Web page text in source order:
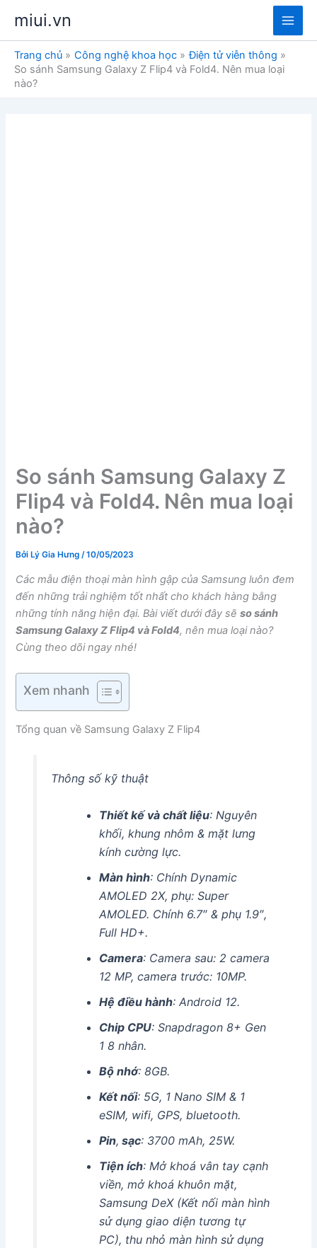
nội
dung
miui.vn
Main
Trang chủ Công nghệ khoa học
Điện tử viễn thông
So sánh Samsung Galaxy Z Flip4 và Fold4. Nên mua loại
nào?
So sánh Samsung Galaxy Z
Flip4 và Fold4. Nên mua loại
nào?
Bởi Lý Gia Hưng/10/05/2023
Các mẫu điện thoại màn hình gập của Samsung luôn đem
đến những trải nghiệm tốt nhất cho khách hàng bằng
những tính năng hiện đại. Bài viết dưới đây sẽso sánh
Samsung Galaxy Z Flip4 và Fold4, nên mua loại nào?
Cùng theo dõi ngay nhé!
Xem nhanh
Tổng quan về Samsung Galaxy Z Flip4
Thông số kỹ thuật
Thiết kế và chất liệu: Nguyên
khối, khung nhôm & mặt lưng
kính cường lực.
Màn hình: Chính Dynamic
AMOLED 2X, phụ: Super
AMOLED. Chính 6.7″ & phụ 1.9″,
Full HD+.
Camera: Camera sau: 2 camera
12 MP, camera trước: 10MP.
Hệ điều hành: Android 12.
Chip CPU: Snapdragon 8+ Gen
1 8 nhân.
Bộ nhớ: 8GB.
Kết nối: 5G, 1 Nano SIM & 1
eSIM, wifi, GPS, bluetooth.
Pin, sạc: 3700 mAh, 25W.
Tiện ích: Mở khoá vân tay cạnh
viền, mở khoá khuôn mặt,
Samsung DeX (Kết nối màn hình
sử dụng giao diện tương tự
PC), thu nhỏ màn hình sử dụng